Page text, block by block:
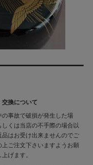
交換について
の事故で破損が発生した場
しくは当店の不手際の場合以
品はお受け出来ませんのでご
上ご注文下さいますようお願
げます。